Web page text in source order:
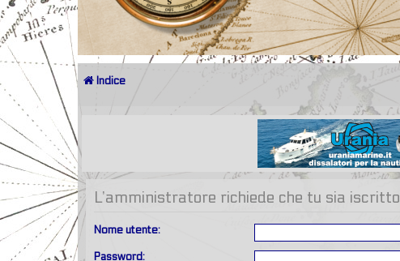
Indice
L’amministratore richiede che tu sia
Nome utente:
Password: